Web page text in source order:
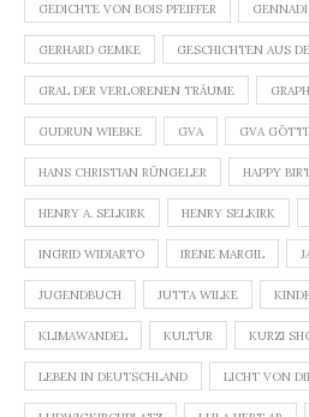
GEDICHTE VON BOIS PFEIFFER
GERHARD GEMKE GESCHICHTEN AUS
GRAL DER VERLORENEN TRÄUME
GUDRUN WIEBKE GVA GVA
HANS CHRISTIAN RÜNGELER HAPPY
HENRY A. SELKIRK HENRY SELKIRK
INGRID WIDIARTO IRENE MARGIL
JUGENDBUCH JUTTA WILKE
KLIMAWANDEL KULTUR KURZI
LEBEN IN DEUTSCHLAND LICHT VON